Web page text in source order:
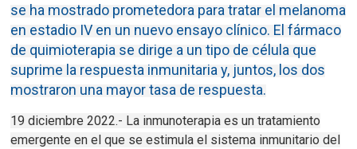
se ha mostrado prometedora para tratar el melanoma
en estadio IV en un nuevo ensayo clínico. El fármaco
de quimioterapia se dirige a un tipo de célula que
suprime la respuesta inmunitaria y, juntos, los dos
mostraron una mayor tasa de respuesta.
19 diciembre 2022.- La inmunoterapia es un tratamiento
emergente en el que se estimula el sistema inmunitario del